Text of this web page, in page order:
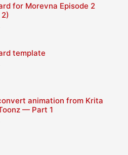
for Morevna Episode 2
template
animation from Krita
— Part 1